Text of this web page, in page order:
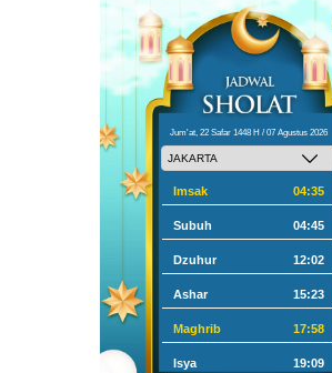
Jum'at, 22 Safar 1448 H / 07 Agustus 2026
Imsak 04:35
Subuh 04:45
Dzuhur 12:02
Ashar 15:23
Maghrib 17:58
Isya 19:09